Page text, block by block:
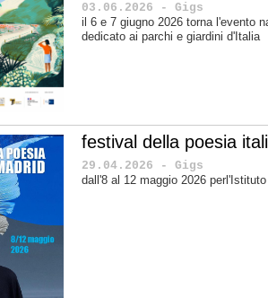
03.06.2026 - Gigs
il 6 e 7 giugno 2026 torna l'evento
dedicato ai parchi e giardini d'Italia
festival della poesia
29.04.2026 - Gigs
dall'8 al 12 maggio 2026